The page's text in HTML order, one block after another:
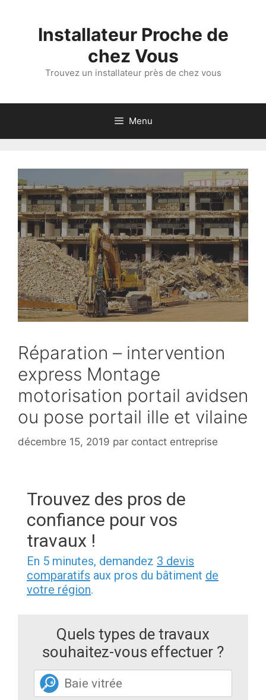
Installateur Proche de
chez Vous
Trouvez un installateur près de chez vous
Menu
Réparation – intervention
express Montage
motorisation portail avidsen
ou pose portail ille et vilaine
décembre 15, 2019 par contact entreprise
Trouvez des pros de
confiance pour vos
travaux !
En 5 minutes, demandez 3 devis
comparatifs aux pros du bâtiment de
votre région.
Quels types de travaux
souhaitez-vous effectuer ?